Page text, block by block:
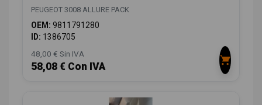
PEUGEOT 3008 ALLURE PACK
OEM: 9811791280
ID: 1386705
48,00 € Sin IVA
58,08 € Con IVA